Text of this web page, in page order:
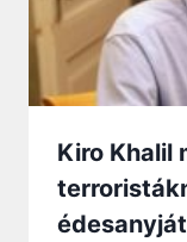
Kiro Khalil